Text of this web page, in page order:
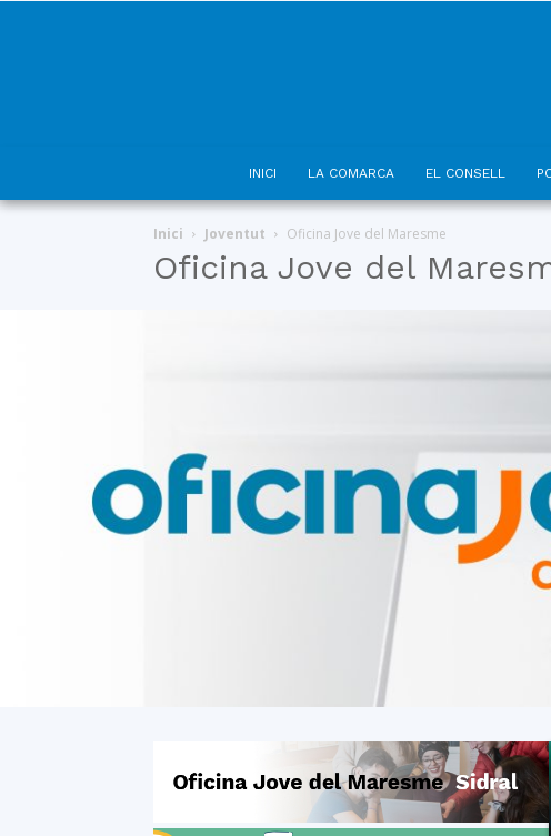
INICI LA COMARCA EL CONSELL
Inici Joventut Oficina Jove del Maresme
Oficina Jove del